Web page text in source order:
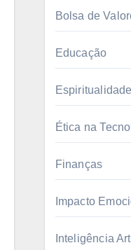
Bolsa de
Educação
Espiritualidade
Ética na
Finanças
Impacto
Inteligência